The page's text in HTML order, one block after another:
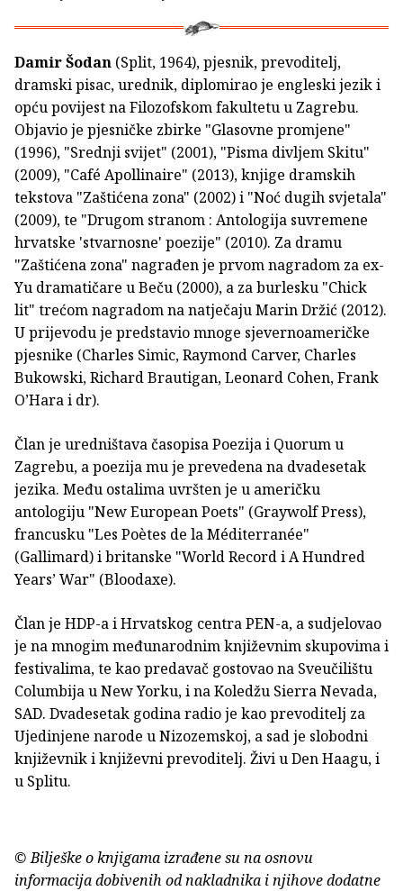
Damir Šodan (Split, 1964), pjesnik, prevoditelj,
dramski pisac, urednik, diplomirao je engleski jezik i
opću povijest na Filozofskom fakultetu u Zagrebu.
Objavio je pjesničke zbirke "Glasovne promjene"
(1996), "Srednji svijet" (2001), "Pisma divljem Skitu"
(2009), "Café Apollinaire" (2013), knjige dramskih
tekstova "Zaštićena zona" (2002) i "Noć dugih svjetala"
(2009), te "Drugom stranom : Antologija suvremene
hrvatske 'stvarnosne' poezije" (2010). Za dramu
"Zaštićena zona" nagrađen je prvom nagradom za ex-
Yu dramatičare u Beču (2000), a za burlesku "Chick
lit" trećom nagradom na natječaju Marin Držić (2012).
U prijevodu je predstavio mnoge sjevernoameričke
pjesnike (Charles Simic, Raymond Carver, Charles
Bukowski, Richard Brautigan, Leonard Cohen, Frank
O’Hara i dr).
Član je uredništava časopisa Poezija i Quorum u
Zagrebu, a poezija mu je prevedena na dvadesetak
jezika. Među ostalima uvršten je u američku
antologiju "New European Poets" (Graywolf Press),
francusku "Les Poètes de la Méditerranée"
(Gallimard) i britanske "World Record i A Hundred
Years’ War" (Bloodaxe).
Član je HDP-a i Hrvatskog centra PEN-a, a sudjelovao
je na mnogim međunarodnim književnim skupovima i
festivalima, te kao predavač gostovao na Sveučilištu
Columbija u New Yorku, i na Koledžu Sierra Nevada,
SAD. Dvadesetak godina radio je kao prevoditelj za
Ujedinjene narode u Nizozemskoj, a sad je slobodni
književnik i književni prevoditelj. Živi u Den Haagu, i
u Splitu.
© Bilješke o knjigama izrađene su na osnovu
informacija dobivenih od nakladnika i njihove dodatne